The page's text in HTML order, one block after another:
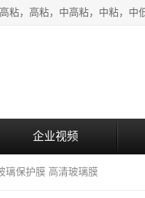
企业视频
璃保护膜 高清玻璃膜